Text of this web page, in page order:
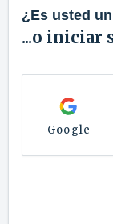
¿Es usted
...o iniciar
Google